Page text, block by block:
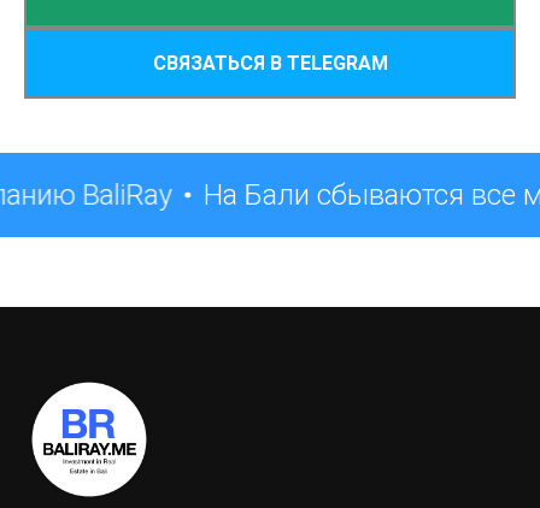
СВЯЗАТЬСЯ В TELEGRAM
BaliRay На Бали сбываются все